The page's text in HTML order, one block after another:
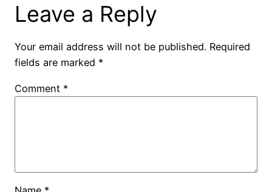
Leave a Reply
Your email address will not be published. Required
fields are marked *
Comment *